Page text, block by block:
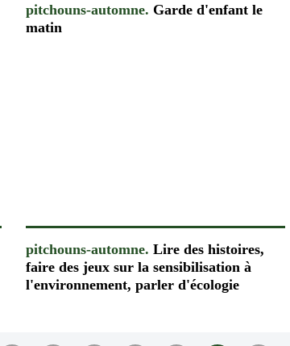
pitchouns-automne. Garde d'enfant le
matin
pitchouns-automne. Lire des histoires,
faire des jeux sur la sensibilisation à
l'environnement, parler d'écologie